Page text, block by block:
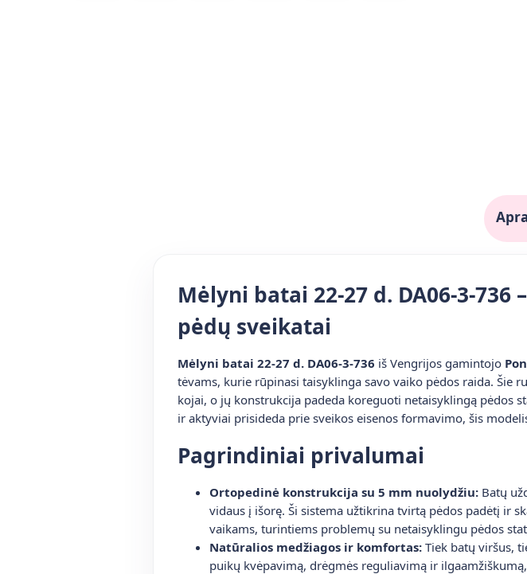
Mėlyni batai 22-27 d. DA06-3-
pėdų sveikatai
Mėlyni batai 22-27 d. DA06-3-736 iš Vengrijos gamintojo
tėvams, kurie rūpinasi taisyklinga savo vaiko pėdos raida. Šie
kojai, o jų konstrukcija padeda koreguoti netaisyklingą pėdos
ir aktyviai prisideda prie sveikos eisenos formavimo, šis
Pagrindiniai privalumai
Ortopedinė konstrukcija su 5 mm nuolydžiu: Batų
vidaus į išorę. Ši sistema užtikrina tvirtą pėdos padėtį ir
vaikams, turintiems problemų su netaisyklingu pėdos
Natūralios medžiagos ir komfortas: Tiek batų viršus,
puikų kvėpavimą, drėgmės reguliavimą ir